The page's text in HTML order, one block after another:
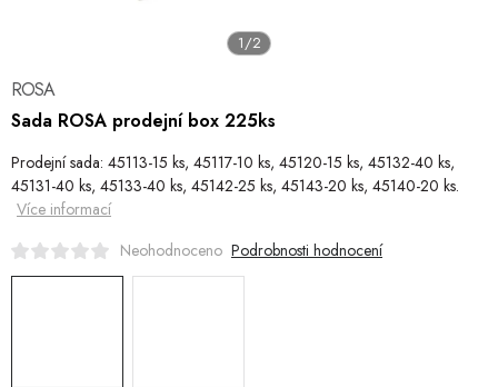
Půjčovna Kontaktuje nás Obchodní podmínky
Vrácení a reklamace
ROSA
Sada ROSA prodejní box 225ks
Prodejní sada: 45113-15 ks, 45117-10 ks, 45120-15 ks, 45132-40 ks,
45131-40 ks, 45133-40 ks, 45142-25 ks, 45143-20 ks, 45140-20 ks.
Více informací
Neohodnoceno Podrobnosti hodnocení
1/2